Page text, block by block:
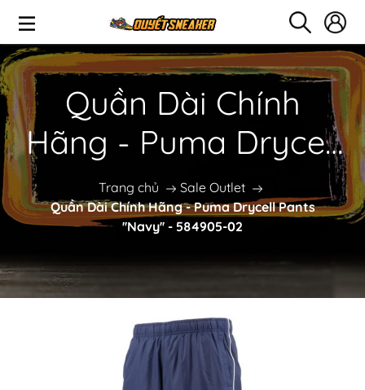
Quần Dài Chính
Hãng - Puma Drycell
Pants ''Navy'' -
584905-02
Trang chủ
Sale Outlet
Quần Dài Chính Hãng - Puma Drycell Pants
''Navy'' - 584905-02